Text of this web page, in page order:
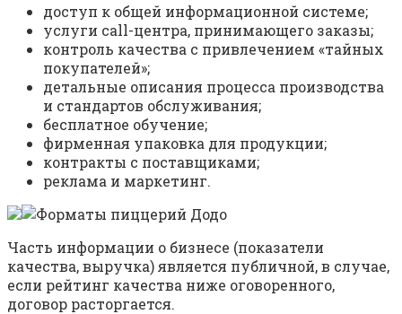
доступ к общей информационной системе;
услуги call-центра, принимающего заказы;
контроль качества с привлечением «тайных
покупателей»;
детальные описания процесса производства
и стандартов обслуживания;
бесплатное обучение;
фирменная упаковка для продукции;
контракты с поставщиками;
реклама и маркетинг.
Часть информации о бизнесе (показатели
качества, выручка) является публичной, в случае,
если рейтинг качества ниже оговоренного,
договор расторгается.